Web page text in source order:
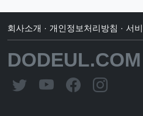
회사소개 · 개인정보처리방침 · 서
DODEUL.COM